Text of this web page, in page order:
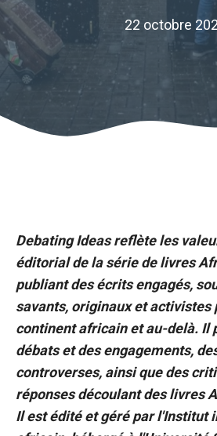
22 octobre
Debating Ideas reflète les
éditorial de la série de livres
publiant des écrits engagés,
savants, originaux et activistes
continent africain et au-delà. Il
débats et des engagements,
controverses, ainsi que des
réponses découlant des livres
Il est édité et géré par l'Institut